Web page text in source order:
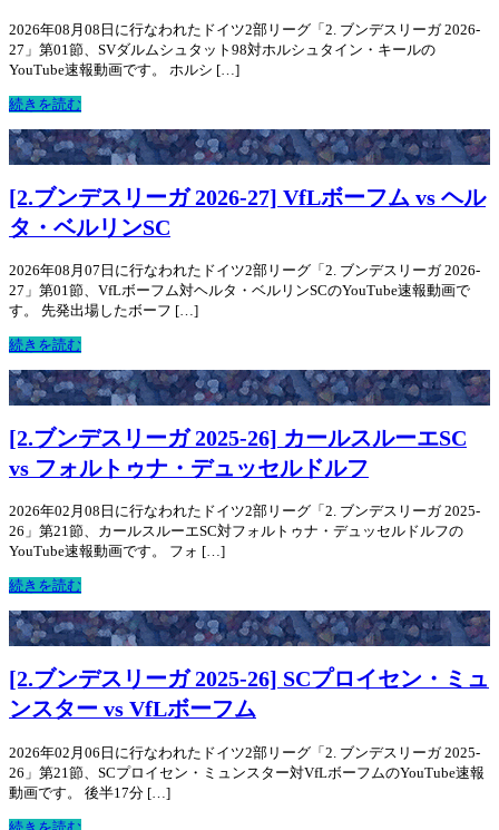
2026年08月08日に行なわれたドイツ2部リーグ「2. ブンデスリーガ 2026-
27」第01節、SVダルムシュタット98対ホルシュタイン・キールの
YouTube速報動画です。 ホルシ […]
続きを読む
[2.ブンデスリーガ 2026-27] VfLボーフム vs ヘル
タ・ベルリンSC
2026年08月07日に行なわれたドイツ2部リーグ「2. ブンデスリーガ 2026-
27」第01節、VfLボーフム対ヘルタ・ベルリンSCのYouTube速報動画で
す。 先発出場したボーフ […]
続きを読む
[2.ブンデスリーガ 2025-26] カールスルーエSC
vs フォルトゥナ・デュッセルドルフ
2026年02月08日に行なわれたドイツ2部リーグ「2. ブンデスリーガ 2025-
26」第21節、カールスルーエSC対フォルトゥナ・デュッセルドルフの
YouTube速報動画です。 フォ […]
続きを読む
[2.ブンデスリーガ 2025-26] SCプロイセン・ミュ
ンスター vs VfLボーフム
2026年02月06日に行なわれたドイツ2部リーグ「2. ブンデスリーガ 2025-
26」第21節、SCプロイセン・ミュンスター対VfLボーフムのYouTube速報
動画です。 後半17分 […]